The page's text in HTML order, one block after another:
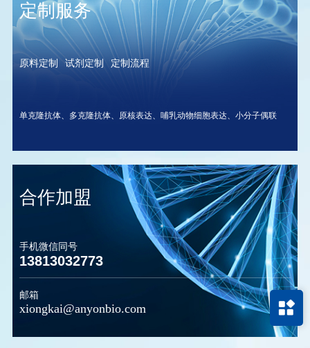
定制服务
原料定制 试剂定制 定制流程
单克隆抗体、多克隆抗体、原核表达、哺乳动物细胞表达、小分子偶联
合作加盟
手机微信同号
13813032773
邮箱
xiongkai@anyonbio.com